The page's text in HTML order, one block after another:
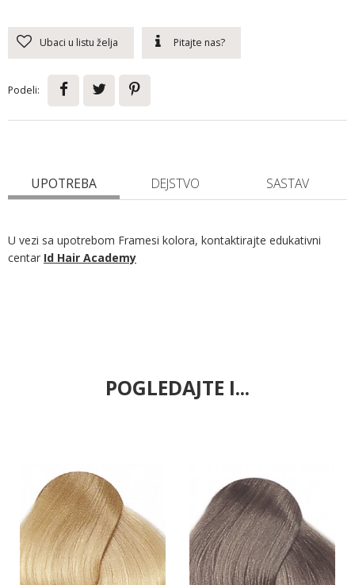
Ubaci u listu želja Pitajte nas?
Podeli:
UPOTREBA DEJSTVO SASTAV
U vezi sa upotrebom Framesi kolora, kontaktirajte edukativni
centar Id Hair Academy
POGLEDAJTE I...